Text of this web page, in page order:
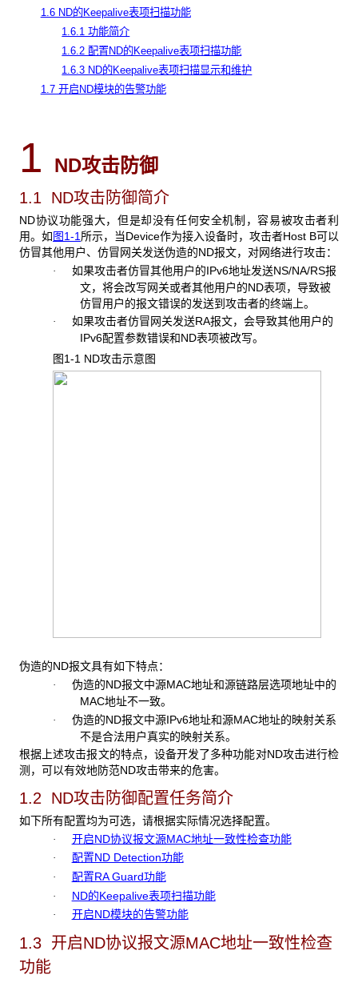
1.6 ND的Keepalive表项扫描功能
1.6.1 功能简介
1.6.2 配置ND的Keepalive表项扫描功能
1.6.3 ND的Keepalive表项扫描显示和维护
1.7 开启ND模块的告警功能
1 ND攻击防御
1.1 ND攻击防御简介
ND协议功能强大，但是却没有任何安全机制，容易被攻击者利
用。 如图1-1 所示，当Device作为接入设备时，攻击者Host B可以
仿冒其他用户、仿冒网关发送伪造的ND报文，对网络进行攻击：
· 如果攻击者仿冒其他用户的IPv6地址发送NS/NA/RS报
文，将会改写网关或者其他用户的ND表项，导致被
仿冒用户的报文错误的发送到攻击者的终端上。
· 如果攻击者仿冒网关发送RA报文，会导致其他用户的
IPv6配置参数错误和ND表项被改写。
图1-1 ND攻击示意图
伪造的ND报文具有如下特点：
· 伪造的ND报文中源MAC地址和源链路层选项地址中的
MAC地址不一致。
· 伪造的ND报文中源IPv6地址和源MAC地址的映射关系
不是合法用户真实的映射关系。
根据上述攻击报文的特点，设备开发了多种功能对ND攻击进行检
测，可以有效地防范ND攻击带来的危害。
1.2 ND攻击防御配置任务简介
如下所有配置均为可选，请根据实际情况选择配置。
· 开启ND协议报文源MAC地址一致性检查功能
· 配置ND Detection功能
· 配置RA Guard功能
· ND的Keepalive表项扫描功能
· 开启ND模块的告警功能
1.3 开启ND协议报文源MAC地址一致性检查
功能